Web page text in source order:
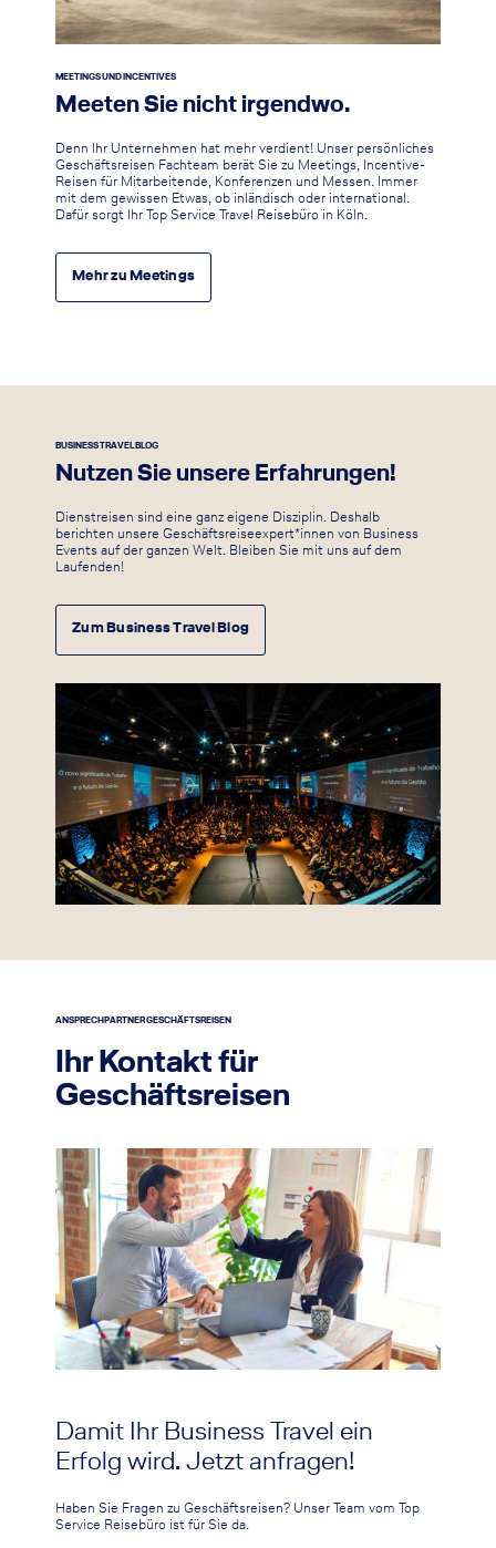
MEETINGS UND INCENTIVES
Meeten Sie nicht irgendwo.
Denn Ihr Unternehmen hat mehr verdient! Unser persönliches
Geschäftsreisen Fachteam berät Sie zu Meetings, Incentive-
Reisen für Mitarbeitende, Konferenzen und Messen. Immer
mit dem gewissen Etwas, ob inländisch oder international.
Dafür sorgt Ihr Top Service Travel Reisebüro in Köln.
Mehr zu Meetings
BUSINESS TRAVEL BLOG
Nutzen Sie unsere Erfahrungen!
Dienstreisen sind eine ganz eigene Disziplin. Deshalb
berichten unsere Geschäftsreiseexpert*innen von Business
Events auf der ganzen Welt. Bleiben Sie mit uns auf dem
Laufenden!
Zum Business Travel Blog
ANSPRECHPARTNER GESCHÄFTSREISEN
Ihr Kontakt für
Geschäftsreisen
Damit Ihr Business Travel ein
Erfolg wird. Jetzt anfragen!
Haben Sie Fragen zu Geschäftsreisen? Unser Team vom Top
Service Reisebüro ist für Sie da.